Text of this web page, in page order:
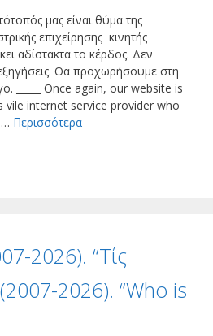
μας είναι θύμα της
επιχείρησης κινητής
αδίστακτα το κέρδος. Δεν
Θα προχωρήσουμε στη
_____ Once again, our website is
vile internet service provider who
Περισσότερα
2026). “Τίς
2026). “Who is